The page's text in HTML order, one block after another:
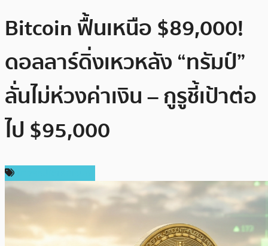
Bitcoin ฟื้นเหนือ $89,000!
ดอลลาร์ดิ่งเหวหลัง “ทรัมป์”
ลั่นไม่ห่วงค่าเงิน – กูรูชี้เป้าต่อ
ไป $95,000